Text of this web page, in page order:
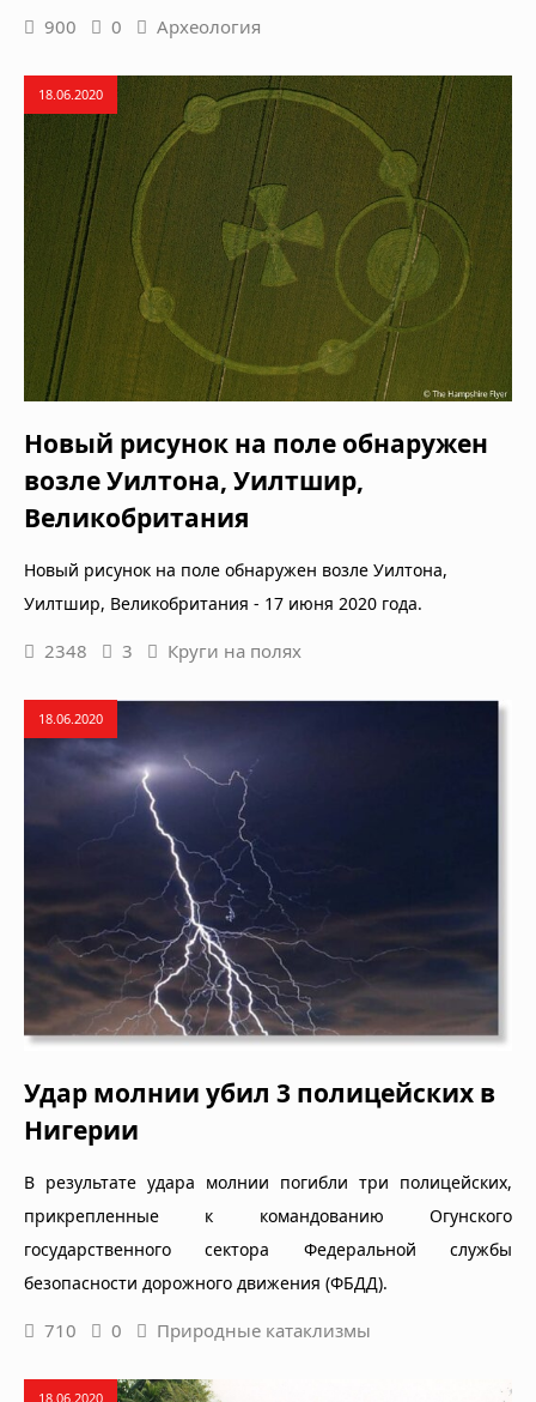
900 0 Археология
18.06.2020
Новый рисунок на поле обнаружен
возле Уилтона, Уилтшир,
Великобритания
Новый рисунок на поле обнаружен возле Уилтона,
Уилтшир, Великобритания - 17 июня 2020 года.
2348 3 Круги на полях
18.06.2020
Удар молнии убил 3 полицейских в
Нигерии
В результате удара молнии погибли три полицейских,
прикрепленные к командованию Огунского
государственного сектора Федеральной службы
безопасности дорожного движения (ФБДД).
710 0 Природные катаклизмы
18.06.2020